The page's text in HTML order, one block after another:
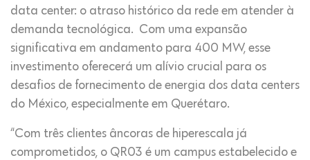
data center: o atraso histórico da rede em atender à
demanda tecnológica. Com uma expansão
significativa em andamento para 400 MW, esse
investimento oferecerá um alívio crucial para os
desafios de fornecimento de energia dos data centers
do México, especialmente em Querétaro.
“Com três clientes âncoras de hiperescala já
comprometidos, o QR03 é um campus estabelecido e